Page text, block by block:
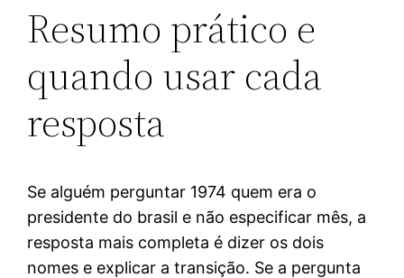
Resumo prático e
quando usar cada
resposta
Se alguém perguntar 1974 quem era o
presidente do brasil e não especificar mês, a
resposta mais completa é dizer os dois
nomes e explicar a transição. Se a pergunta